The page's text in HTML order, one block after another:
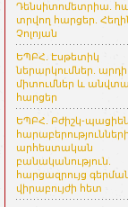
Դենսիտոմետրիա.
տրվող հարցեր.
Չոլոյան
ԵՊԲՀ. Էսթետիկ
ներարկումներ. արդի
միտումներ և
հարցեր
ԵՊԲՀ. Բժիշկ-
արհեստական
բանականություն.
հարցազրույց
վիրաբույժի հետ